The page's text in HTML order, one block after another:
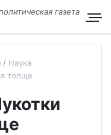
газета
Наука
толще